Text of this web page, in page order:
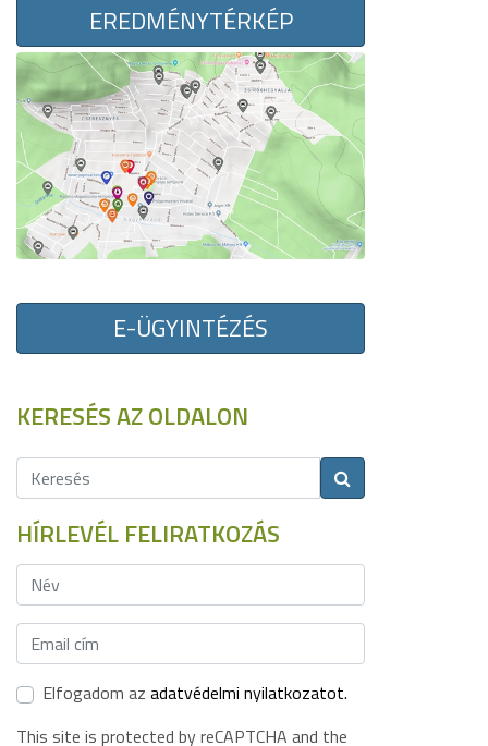
EREDMÉNYTÉRKÉP
E-ÜGYINTÉZÉS
KERESÉS AZ OLDALON
HÍRLEVÉL FELIRATKOZÁS
Elfogadom az adatvédelmi nyilatkozatot.
This site is protected by reCAPTCHA and the